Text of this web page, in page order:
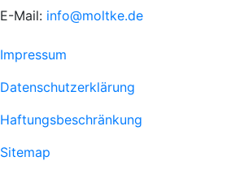
E-Mail: info@moltke.de
Menu
Fußzeile
1
Impressum
Datenschutzerklärung
Haftungsbeschränkung
Sitemap